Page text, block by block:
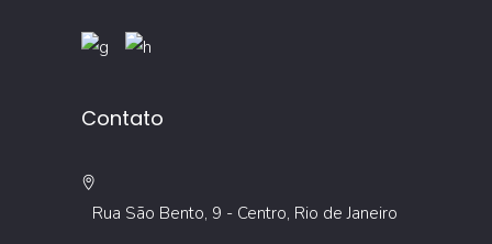
Contato
Rua São Bento, 9 - Centro, Rio de Janeiro